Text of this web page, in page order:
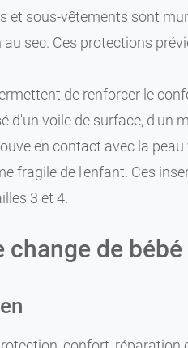
et sous-vêtements sont
sec. Ces protections
de renforcer le
voile de surface, d'un
en contact avec la
fragile de l'enfant. Ces
3 et 4.
change de bébé